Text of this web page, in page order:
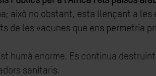
això no obstant, esta llençant a
de les vacunes que ens permetria
humà enorme. Es continua
sanitaris.